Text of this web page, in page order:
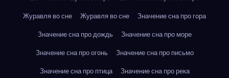
Журавля во сне
Журавля во сне
Значение сна про гора
Значение сна про дождь
Значение сна про море
Значение сна про огонь
Значение сна про письмо
Значение сна про птица
Значение сна про река